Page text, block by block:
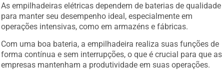
As empilhadeiras elétricas dependem de baterias de qualidade
para manter seu desempenho ideal, especialmente em
operações intensivas, como em armazéns e fábricas.
Com uma boa bateria, a empilhadeira realiza suas funções de
forma contínua e sem interrupções, o que é crucial para que as
empresas mantenham a produtividade em suas operações.